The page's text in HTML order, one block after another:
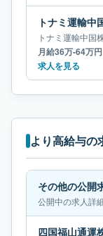
トナミ運輸中国
月給36万-64万円
求人を見る
より高給与の
その他の公開
公開中の求人詳